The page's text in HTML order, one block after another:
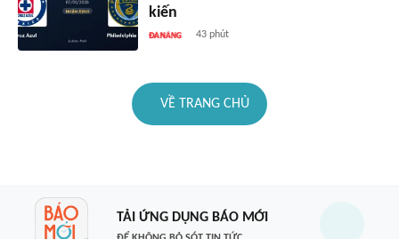
kiến
43 phút
VỀ TRANG CHỦ
TẢI ỨNG DỤNG BÁO MỚI